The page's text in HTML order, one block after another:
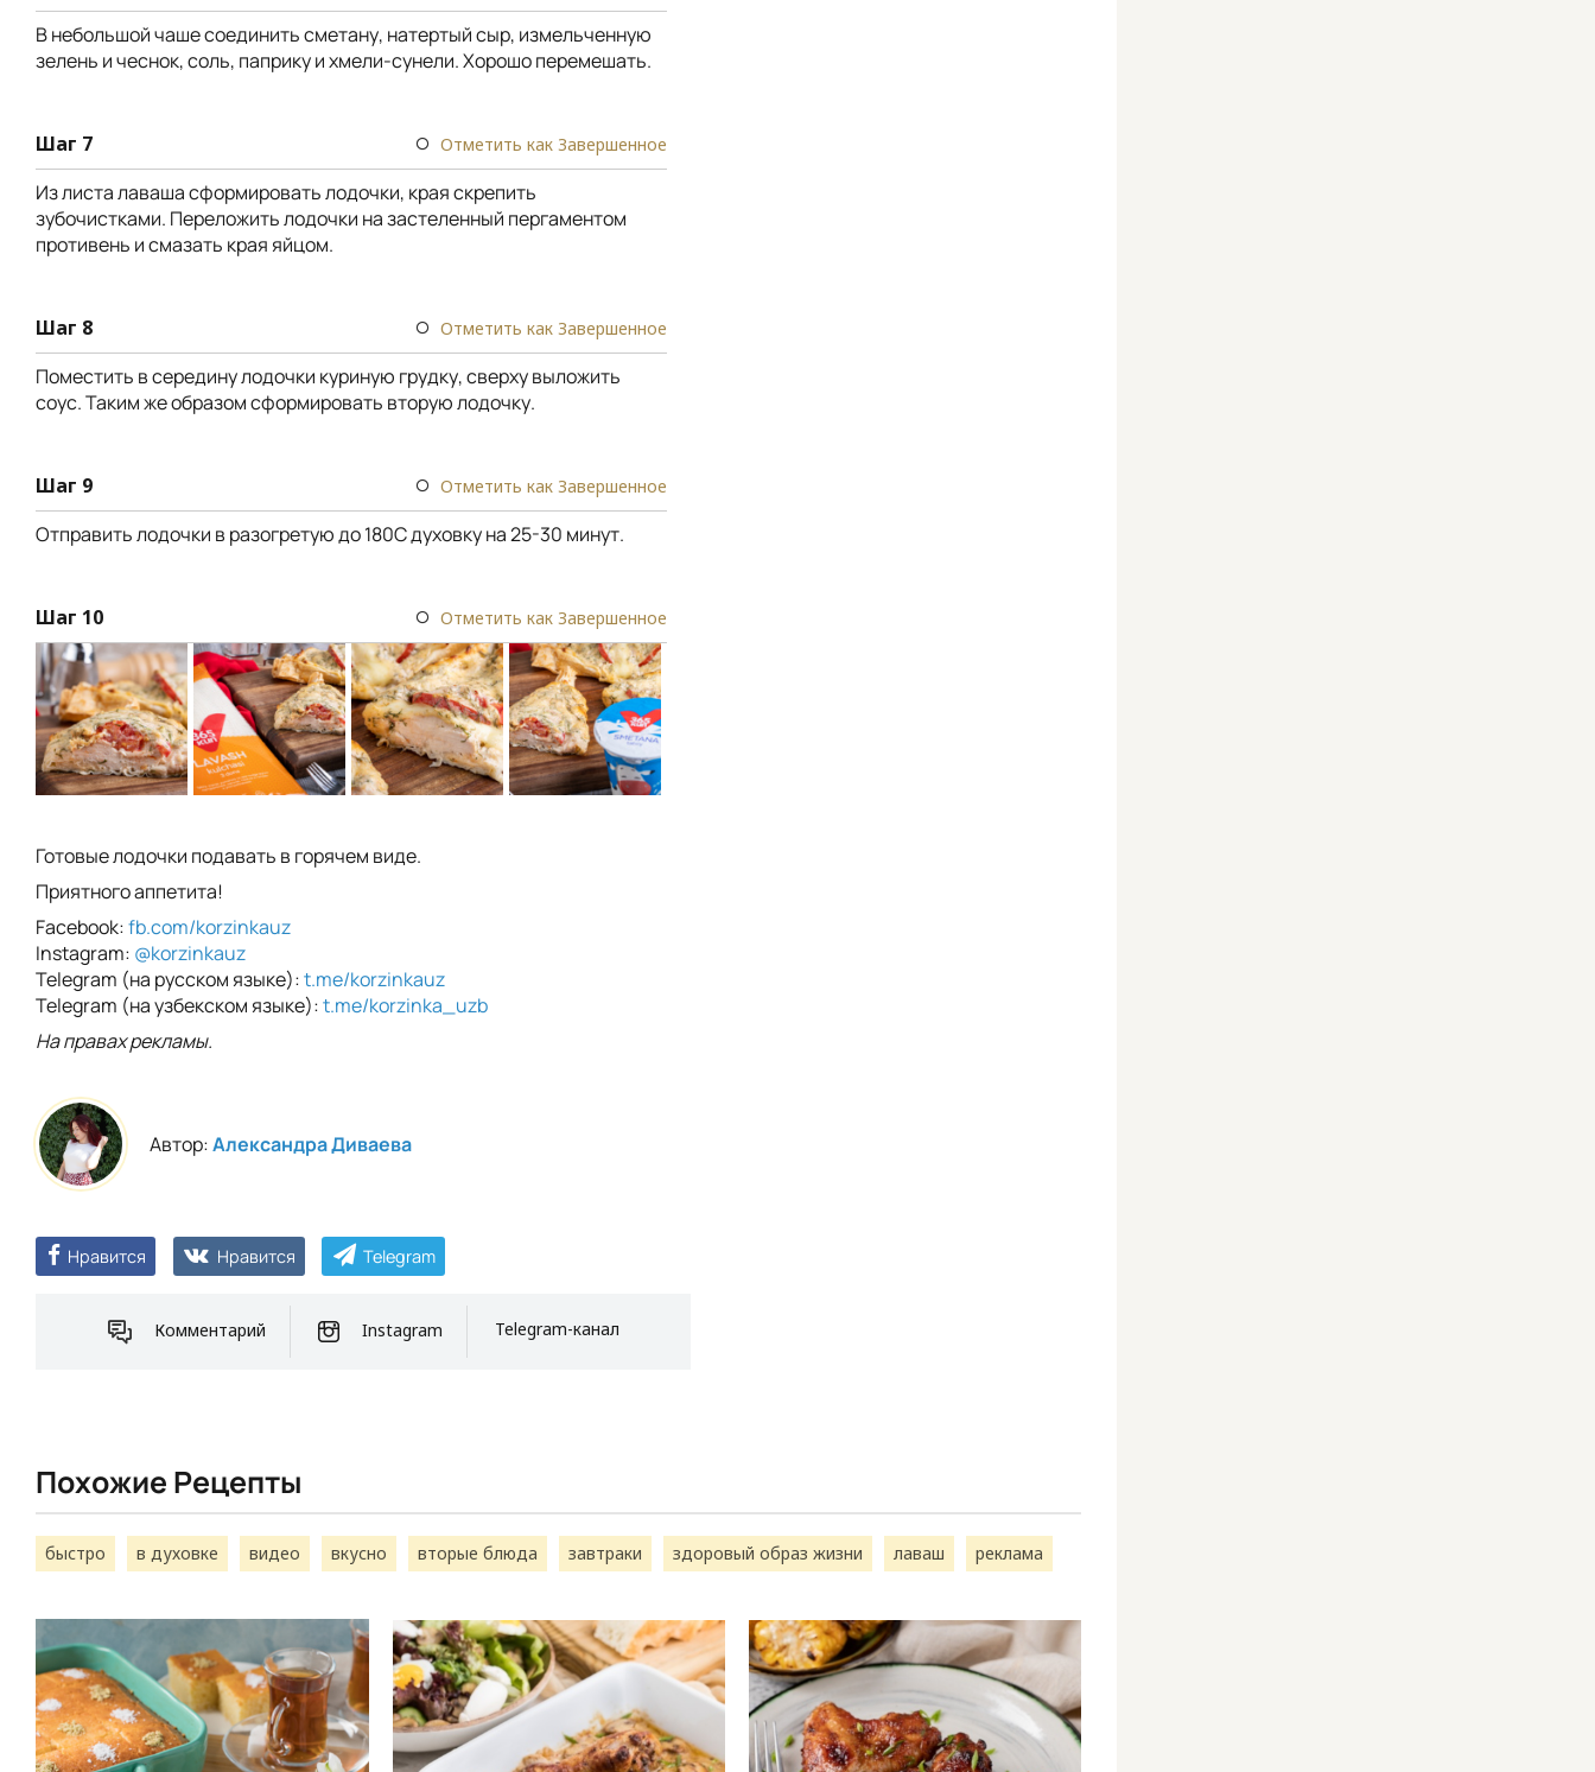
В небольшой чаше соединить сметану, натертый сыр, измельченную
зелень и чеснок, соль, паприку и хмели-сунели. Хорошо перемешать.
Шаг 7 Отметить как Завершенное
Из листа лаваша сформировать лодочки, края скрепить
зубочистками. Переложить лодочки на застеленный пергаментом
противень и смазать края яйцом.
Шаг 8 Отметить как Завершенное
Поместить в середину лодочки куриную грудку, сверху выложить
соус. Таким же образом сформировать вторую лодочку.
Шаг 9 Отметить как Завершенное
Отправить лодочки в разогретую до 180С духовку на 25-30 минут.
Шаг 10 Отметить как Завершенное
Готовые лодочки подавать в горячем виде.
Приятного аппетита!
Facebook:fb.com/korzinkauz
Instagram: @korzinkauz
Telegram (на русском языке):t.me/korzinkauz
Telegram (на узбекском языке):t.me/korzinka_uzb
На правах рекламы.
Автор:Александра Диваева
Нравится Нравится Telegram
Комментарий Instagram Telegram-канал
Похожие Рецепты
быстро в духовке видео вкусно вторые блюда завтраки здоровый образ жизни лаваш реклама